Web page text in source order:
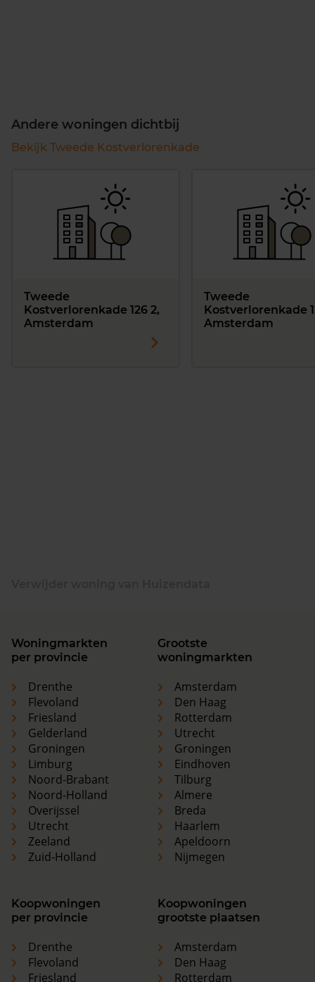
Andere woningen dichtbij
Bekijk Tweede Kostverlorenkade
Tweede
Kostverlorenkade 126 2,
Amsterdam
Tweede
Kostverlorenkade
Amsterdam
Woningmarkten
per provincie
Drenthe
Flevoland
Friesland
Gelderland
Groningen
Limburg
Noord-Brabant
Noord-Holland
Overijssel
Utrecht
Zeeland
Zuid-Holland
Grootste
woningmarkten
Amsterdam
Den Haag
Rotterdam
Utrecht
Groningen
Eindhoven
Tilburg
Almere
Breda
Haarlem
Apeldoorn
Nijmegen
Koopwoningen
per provincie
Drenthe
Flevoland
Friesland
Koopwoningen
grootste plaatsen
Amsterdam
Den Haag
Rotterdam